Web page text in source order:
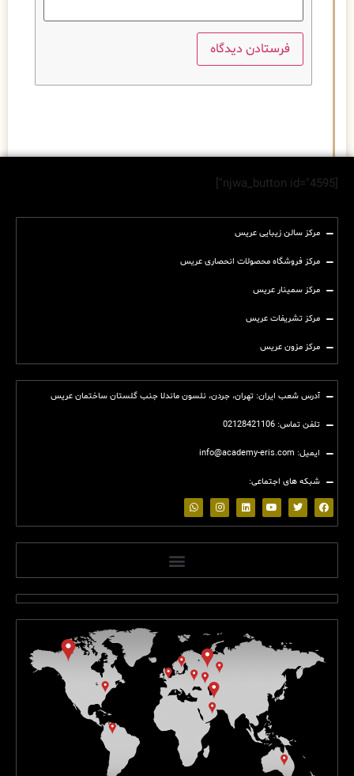
[njwa_button id="4595"]
مرکز سالن زیبایی عریس
مرکز فروشگاه محصولات انحصاری عریس
مرکز سمینار عریس
مرکز تشریفات عریس
مرکز مزون عریس
آدرس شعب ایران: تهران، جردن، نلسون ماندلا جنب گلستان ساختمان عریس
تلفن تماس: 02128421106
ایمیل: info@academy-eris.com
شبکه های اجتماعی: